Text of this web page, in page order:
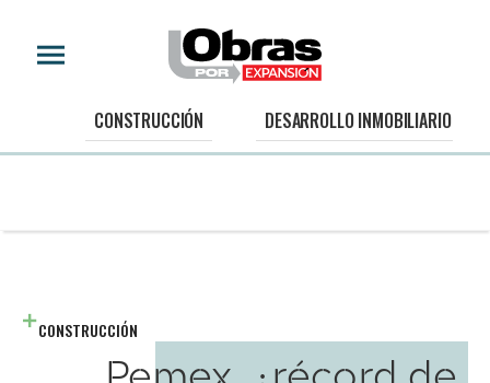
CONSTRUCCIÓN DESARROLLO INMOBILIARIO
CONSTRUCCIÓN